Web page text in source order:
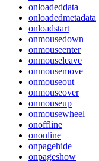
onloadeddata
onloadedmetadata
onloadstart
onmousedown
onmouseenter
onmouseleave
onmousemove
onmouseout
onmouseover
onmouseup
onmousewheel
onoffline
ononline
onpagehide
onpageshow